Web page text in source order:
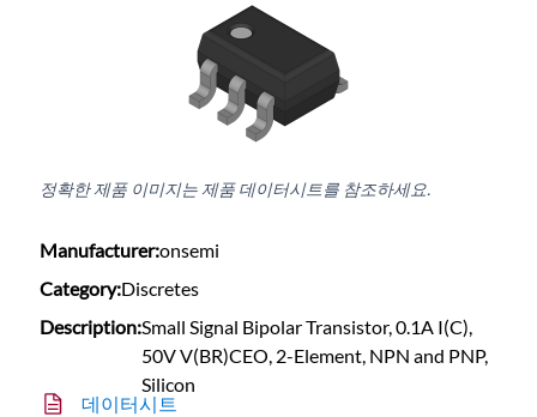
정확한 제품 이미지는 제품 데이터시트를 참조하세요.
Manufacturer:onsemi
Category:Discretes
Description:Small Signal Bipolar Transistor, 0.1A I(C),
50V V(BR)CEO, 2-Element, NPN and PNP,
Silicon
데이터시트